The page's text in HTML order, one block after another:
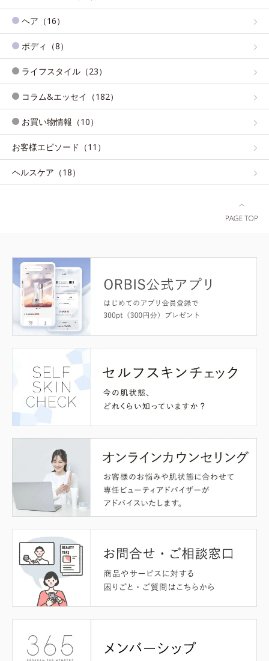
ヘア（16）
ボディ（8）
ライフスタイル（23）
コラム&エッセイ（182）
お買い物情報（10）
お客様エピソード（11）
ヘルスケア（18）